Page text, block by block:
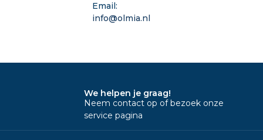
Email:
info@olmia.nl
We helpen je graag!
Neem contact op of bezoek onze
service pagina